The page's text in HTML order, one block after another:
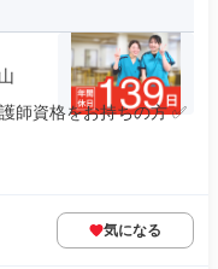
師資格をお持ちの方 ✅
気になる